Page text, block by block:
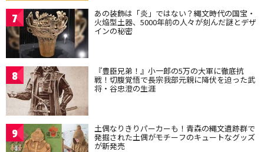
7 あの装飾は「炎」ではない？縄文時代の国宝・
火焔型土器、5000年前の人々が刻んだ謎とデザ
インの秘密
8 『豊臣兄弟！』小一郎の5万の大軍に徹底抗
戦！切腹覚悟で長宗我部元親に降伏を迫った武
将・谷忠澄の生涯
9 土偶なりきりパーカーも！青森の縄文遺跡群で
発掘された土偶がモチーフのキュートなグッズ
が新発売